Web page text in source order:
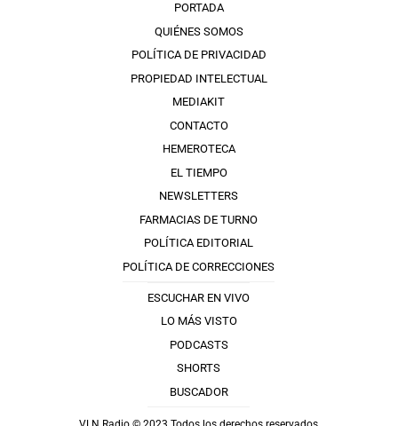
PORTADA
QUIÉNES SOMOS
POLÍTICA DE PRIVACIDAD
PROPIEDAD INTELECTUAL
MEDIAKIT
CONTACTO
HEMEROTECA
EL TIEMPO
NEWSLETTERS
FARMACIAS DE TURNO
POLÍTICA EDITORIAL
POLÍTICA DE CORRECCIONES
ESCUCHAR EN VIVO
LO MÁS VISTO
PODCASTS
SHORTS
BUSCADOR